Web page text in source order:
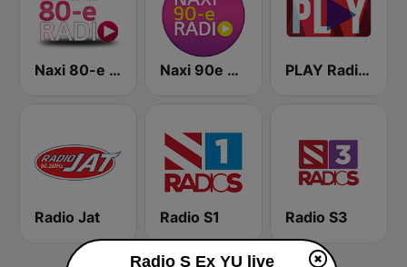
Naxi 80-e Radio Naxi 90e Radio PLAY Radio (B92)
Radio Jat Radio S1 Radio S3
Radio S Ex YU live